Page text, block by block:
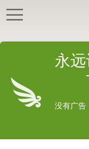
永
没有广告